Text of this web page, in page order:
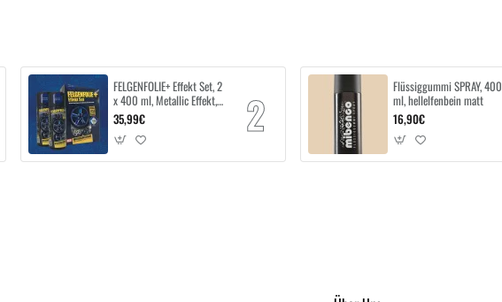
FELGENFOLIE+ Effekt Set, 2
x 400 ml, Metallic Effekt,
Tsunami Blue Metallic
Effect
35,99€
Flüssiggummi SPRAY, 400
ml, hellelfenbein matt
16,90€